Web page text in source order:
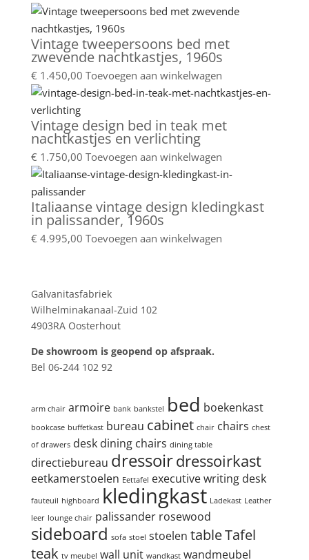
Vintage tweepersoons bed met
zwevende nachtkastjes, 1960s
€ 1.450,00 Toevoegen aan winkelwagen
Vintage design bed in teak met
nachtkastjes en verlichting
€ 1.750,00 Toevoegen aan winkelwagen
Italiaanse vintage design kledingkast
in palissander, 1960s
€ 4.995,00 Toevoegen aan winkelwagen
Galvanitasfabriek
Wilhelminakanaal-Zuid 102
4903RA Oosterhout
De showroom is geopend op afspraak.
Bel 06-244 102 92
arm chair armoire bank bankstel bed boekenkast
bookcase buffetkast bureau cabinet chair chairs chest
of drawers desk dining chairs dining table
directiebureau dressoirdressoirkast
eetkamerstoelen Eettafel executive writing desk
fauteuil highboard kledingkast Ladekast Leather
leer lounge chair palissander rosewood
sideboard sofa stoel stoelen tableTafel
teak tv meubel wall unit wandkast wandmeubel